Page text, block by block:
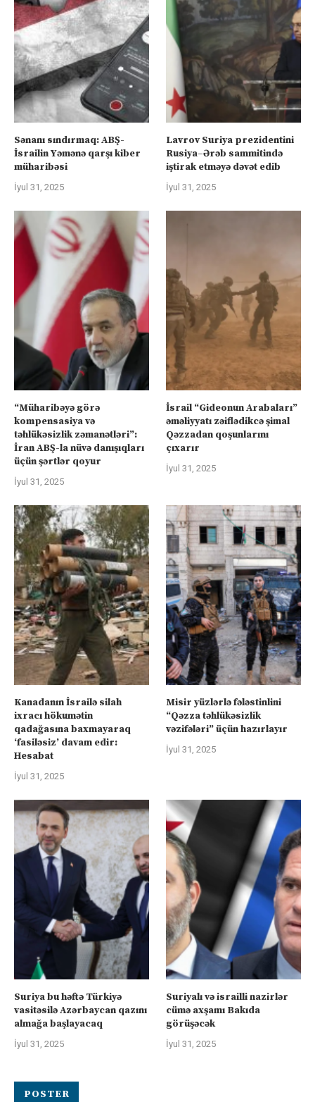
Sənanı sındırmaq: ABŞ-
İsrailin Yəmənə qarşı kiber
müharibəsi
İyul 31, 2025
Lavrov Suriya prezidentini
Rusiya–Ərəb sammitində
iştirak etməyə dəvət edib
İyul 31, 2025
“Müharibəyə görə
kompensasiya və
təhlükəsizlik zəmanətləri”:
İran ABŞ-la nüvə danışıqları
üçün şərtlər qoyur
İyul 31, 2025
İsrail “Gideonun Arabaları”
əməliyyatı zəiflədikcə şimal
Qəzzadan qoşunlarını
çıxarır
İyul 31, 2025
Kanadanın İsrailə silah
ixracı hökumətin
qadağasına baxmayaraq
‘fasiləsiz’ davam edir:
Hesabat
İyul 31, 2025
Misir yüzlərlə fələstinlini
“Qəzza təhlükəsizlik
vəzifələri” üçün hazırlayır
İyul 31, 2025
Suriya bu həftə Türkiyə
vasitəsilə Azərbaycan qazını
almağa başlayacaq
İyul 31, 2025
Suriyalı və israilli nazirlər
cümə axşamı Bakıda
görüşəcək
İyul 31, 2025
POSTER